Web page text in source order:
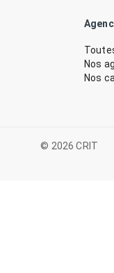
Nos
Nos
© 2026 CRIT